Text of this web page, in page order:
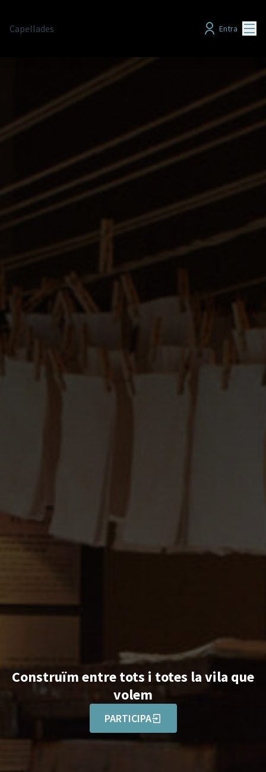
Capellades Entra
Construïm entre tots i totes la vila que
volem
PARTICIPA